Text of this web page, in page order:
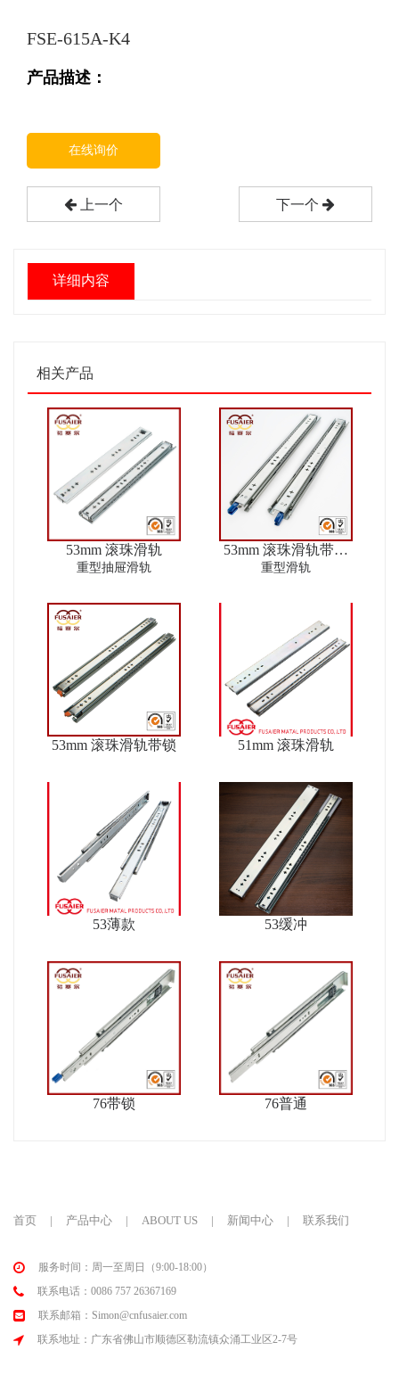
FSE-615A-K4
产品描述：
在线询价
上一个 下一个
详细内容
相关产品
53mm 滚珠滑轨
重型抽屉滑轨
53mm 滚珠滑轨带锁
ver2
重型滑轨
53mm 滚珠滑轨带锁 51mm 滚珠滑轨
53薄款 53缓冲
76带锁 76普通
首页 | 产品中心 | ABOUT US | 新闻中心 | 联系我们
服务时间：周一至周日（9:00-18:00）
联系电话：0086 757 26367169
联系邮箱：Simon@cnfusaier.com
联系地址：广东省佛山市顺德区勒流镇众涌工业区2-7号